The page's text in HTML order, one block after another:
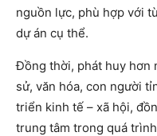
nguồn lực, phù hợp với
dự án cụ thể.
Đồng thời, phát huy hơn
sử, văn hóa, con người
triển kinh tế – xã hội,
trung tâm trong quá